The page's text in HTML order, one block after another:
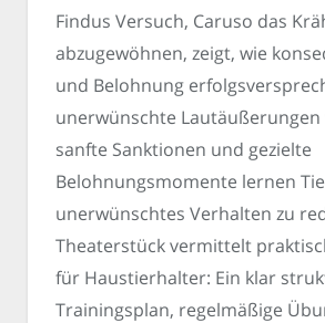
Findus Versuch, Caruso das
abzugewöhnen, zeigt, wie
und Belohnung
unerwünschte
sanfte Sanktionen und gezielte
Belohnungsmomente lernen
unerwünschtes Verhalten zu
Theaterstück vermittelt
für Haustierhalter: Ein klar
Trainingsplan, regelmäßige